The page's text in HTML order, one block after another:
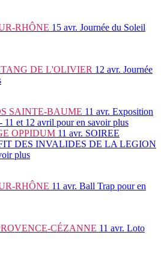
RHÔNE 15 avr. Journée du Soleil
DE L'OLIVIER 12 avr. Journée
SAINTE-BAUME 11 avr. Exposition
11 et 12 avril pour en savoir plus
OPPIDUM 11 avr. SOIREE
DES INVALIDES DE LA LEGION
plus
RHÔNE 11 avr. Ball Trap pour en
CÉZANNE 11 avr. Loto